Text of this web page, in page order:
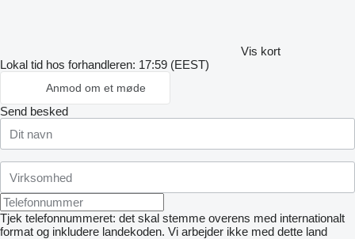
Vis kort
Lokal tid hos forhandleren: 17:59 (EEST)
Anmod om et møde
Send besked
Tjek telefonnummeret: det skal stemme overens med internationalt
format og inkludere landekoden. Vi arbejder ikke med dette land